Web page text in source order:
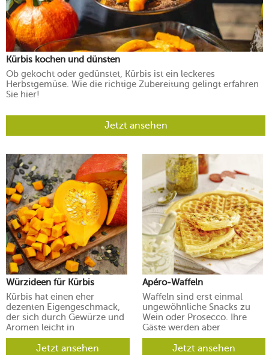
Kürbis kochen und dünsten
Ob gekocht oder gedünstet, Kürbis ist ein leckeres
Herbstgemüse. Wie die richtige Zubereitung gelingt erfahren
Sie hier!
Jetzt ansehen
Würzideen für Kürbis
Kürbis hat einen eher
dezenten Eigengeschmack,
der sich durch Gewürze und
Aromen leicht in
verschiedene Richtungen
lenken lässt.Jetzt ansehen
Apéro-Waffeln
Waffeln sind erst einmal
ungewöhnliche Snacks zu
Wein oder Prosecco. Ihre
Gäste werden aber
begeistert sein.
Jetzt ansehen